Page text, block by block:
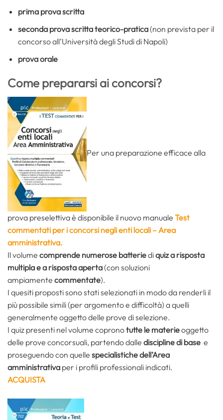
prima prova scritta
seconda prova scritta teorico-pratica(non prevista per il
concorso all’Università degli Studi di Napoli)
prova orale
Come prepararsi ai concorsi?
Per una preparazione efficace alla
prova preselettiva è disponibile il nuovo manuale Test
commentati per i concorsi negli enti locali – Area
amministrativa.
Il volume comprende numerose batteriediquiz a risposta
multipla e a risposta aperta(con soluzioni
ampiamente commentate).
I quesiti proposti sono stati selezionati in modo da renderli il
più possibile simili (per argomento e difficoltà) a quelli
generalmente oggetto delle prove di selezione.
I quiz presenti nel volume copronotutte le materieoggetto
delle prove concorsuali, partendo dalle discipline di base e
proseguendo con quelle specialistiche dell’Area
amministrativa per i profili professionali indicati.
ACQUISTA